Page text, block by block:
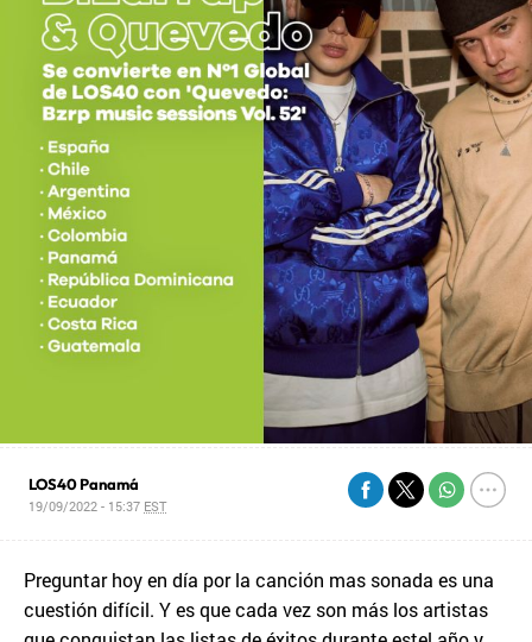
LOS40 Panamá
19/09/2022 - 15:37 EST
Preguntar hoy en día por la canción mas sonada es una
cuestión difícil. Y es que cada vez son más los artistas